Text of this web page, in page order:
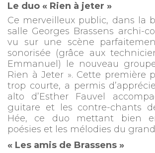
Le duo « Rien à jeter »
Ce merveilleux public, dans la
salle Georges Brassens archi-
vu sur une scène
sonorisée (grâce aux
Emmanuel) le nouveau
Rien à Jeter ». Cette première
trop courte, a permis
alto d’Esther Fauvel
guitare et les contre-chants
Hée, ce duo mettant bien
poésies et les mélodies du
« Les amis de Brassens »